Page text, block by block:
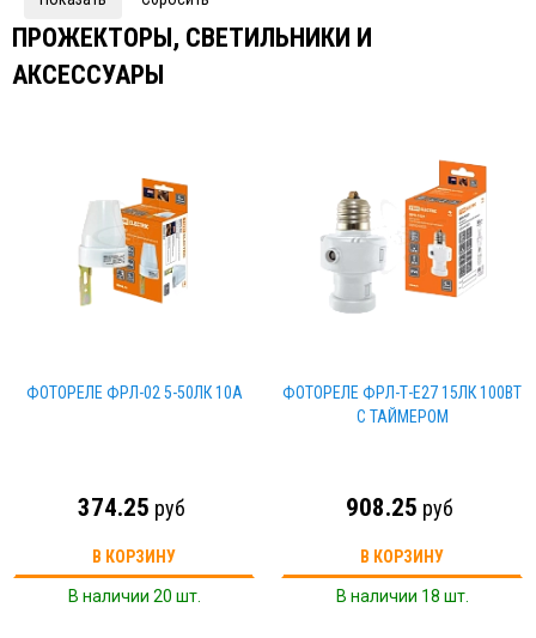
ПРОЖЕКТОРЫ, СВЕТИЛЬНИКИ И
АКСЕССУАРЫ
ФОТОРЕЛЕ ФРЛ-02 5-50ЛК 10А
374.25 руб
В КОРЗИНУ
В наличии 20 шт.
ФОТОРЕЛЕ ФРЛ-Т-Е27 15ЛК 100ВТ
С ТАЙМЕРОМ
908.25 руб
В КОРЗИНУ
В наличии 18 шт.